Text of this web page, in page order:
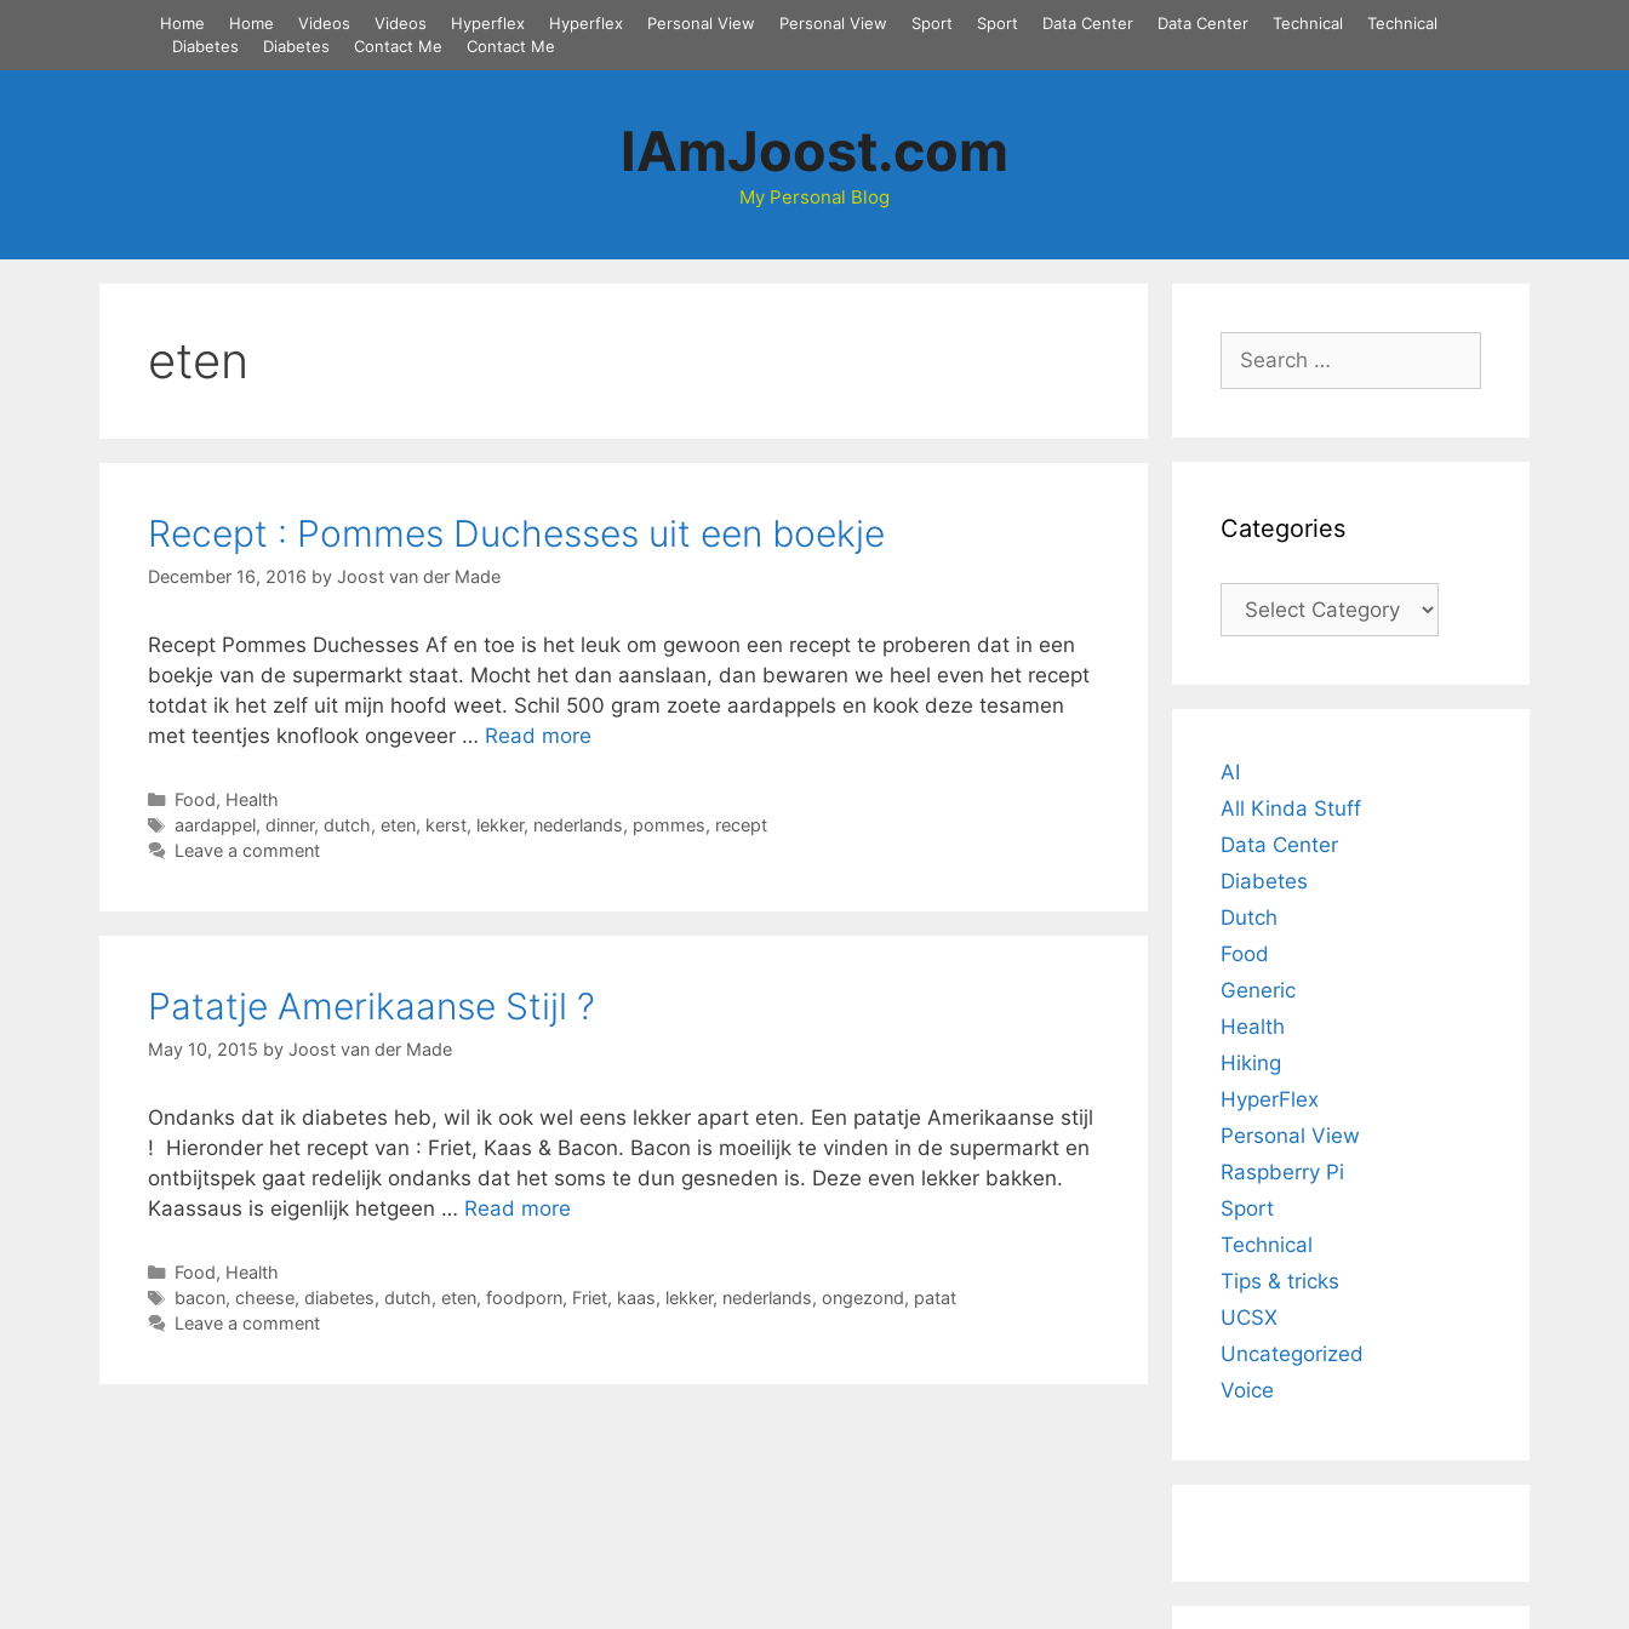
content
Home Home Videos Videos Hyperflex Hyperflex Personal View Personal View Sport Sport Data Center Data Center Technical
Technical
Diabetes
Diabetes Contact Me Contact Me
IAmJoost.com
My Personal Blog
eten
Recept : Pommes Duchesses uit een boekje
December 16, 2016 by Joost van der Made
Recept Pommes Duchesses Af en toe is het leuk om gewoon een recept te proberen dat in een
boekje van de supermarkt staat. Mocht het dan aanslaan, dan bewaren we heel even het recept
totdat ik het zelf uit mijn hoofd weet. Schil 500 gram zoete aardappels en kook deze tesamen
met teentjes knoflook ongeveer … Read more
Categories
Food, Health
Tags
aardappel, dinner, dutch, eten, kerst, lekker, nederlands, pommes, recept
Leave a comment
Patatje Amerikaanse Stijl ?
May 10, 2015 by Joost van der Made
Ondanks dat ik diabetes heb, wil ik ook wel eens lekker apart eten. Een patatje Amerikaanse stijl
! Hieronder het recept van : Friet, Kaas & Bacon. Bacon is moeilijk te vinden in de supermarkt en
ontbijtspek gaat redelijk ondanks dat het soms te dun gesneden is. Deze even lekker bakken.
Kaassaus is eigenlijk hetgeen … Read more
Categories
Food, Health
Tags
bacon, cheese, diabetes, dutch, eten, foodporn, Friet, kaas, lekker, nederlands, ongezond, patat
Leave a comment
Search
for:
Categories
Categories
AI
All Kinda Stuff
Data Center
Diabetes
Dutch
Food
Generic
Health
Hiking
HyperFlex
Personal View
Raspberry Pi
Sport
Technical
Tips & tricks
UCSX
Uncategorized
Voice